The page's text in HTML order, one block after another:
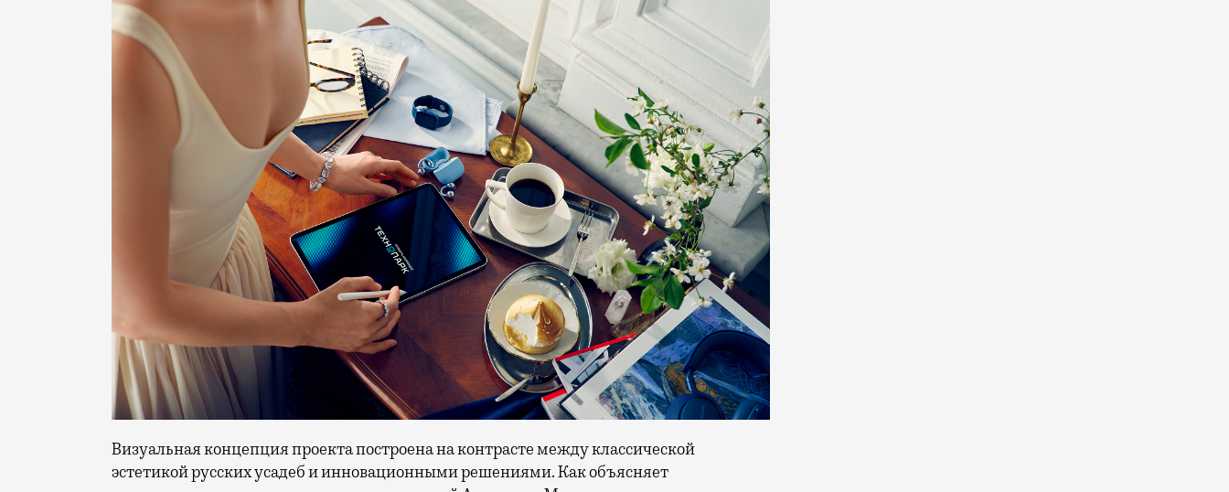
Визуальная концепция проекта построена на контрасте между классической
эстетикой русских усадеб и инновационными решениями. Как объясняет